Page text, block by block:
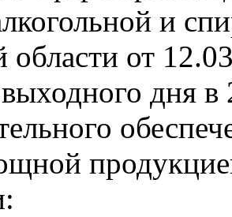
и
области от
дня в